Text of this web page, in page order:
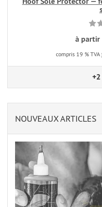
à partir
compris 19 % TVA
+2
NOUVEAUX ARTICLES